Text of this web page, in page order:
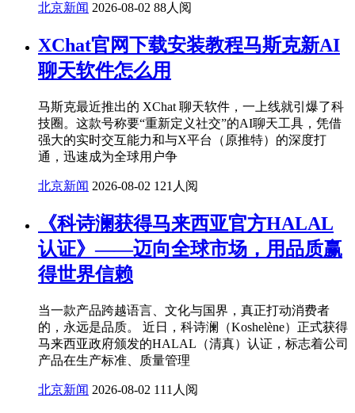
北京新闻 2026-08-02 88人阅
XChat官网下载安装教程马斯克新AI
聊天软件怎么用
马斯克最近推出的 XChat 聊天软件，一上线就引爆了科
技圈。这款号称要“重新定义社交”的AI聊天工具，凭借
强大的实时交互能力和与X平台（原推特）的深度打
通，迅速成为全球用户争
北京新闻 2026-08-02 121人阅
《科诗澜获得马来西亚官方HALAL
认证》——迈向全球市场，用品质赢
得世界信赖
当一款产品跨越语言、文化与国界，真正打动消费者
的，永远是品质。 近日，科诗澜（Koshelène）正式获得
马来西亚政府颁发的HALAL（清真）认证，标志着公司
产品在生产标准、质量管理
北京新闻 2026-08-02 111人阅